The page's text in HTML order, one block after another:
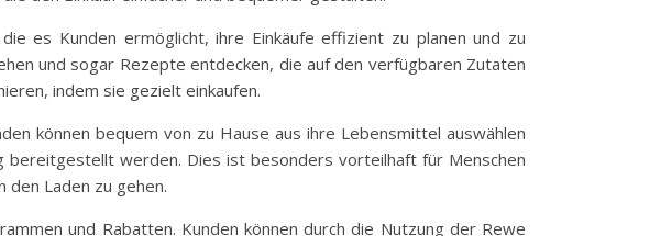
es Kunden ermöglicht, ihre Einkäufe effizient zu planen und zu
und sogar Rezepte entdecken, die auf den verfügbaren Zutaten
indem sie gezielt einkaufen.
können bequem von zu Hause aus ihre Lebensmittel auswählen
werden. Dies ist besonders vorteilhaft für Menschen
Laden zu gehen.
und Rabatten. Kunden können durch die Nutzung der Rewe